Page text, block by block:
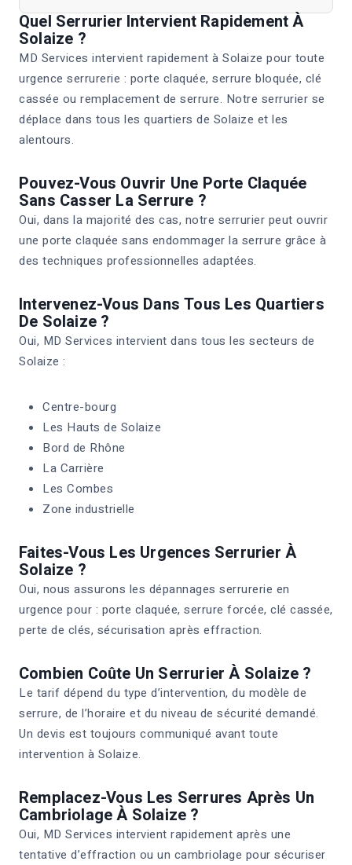
Quel Serrurier Intervient Rapidement À
Solaize ?
MD Services intervient rapidement à Solaize pour toute
urgence serrurerie : porte claquée, serrure bloquée, clé
cassée ou remplacement de serrure. Notre serrurier se
déplace dans tous les quartiers de Solaize et les
alentours.
Pouvez-Vous Ouvrir Une Porte Claquée
Sans Casser La Serrure ?
Oui, dans la majorité des cas, notre serrurier peut ouvrir
une porte claquée sans endommager la serrure grâce à
des techniques professionnelles adaptées.
Intervenez-Vous Dans Tous Les Quartiers
De Solaize ?
Oui, MD Services intervient dans tous les secteurs de
Solaize :
Centre-bourg
Les Hauts de Solaize
Bord de Rhône
La Carrière
Les Combes
Zone industrielle
Faites-Vous Les Urgences Serrurier À
Solaize ?
Oui, nous assurons les dépannages serrurerie en
urgence pour : porte claquée, serrure forcée, clé cassée,
perte de clés, sécurisation après effraction.
Combien Coûte Un Serrurier À Solaize ?
Le tarif dépend du type d’intervention, du modèle de
serrure, de l’horaire et du niveau de sécurité demandé.
Un devis est toujours communiqué avant toute
intervention à Solaize.
Remplacez-Vous Les Serrures Après Un
Cambriolage À Solaize ?
Oui, MD Services intervient rapidement après une
tentative d’effraction ou un cambriolage pour sécuriser